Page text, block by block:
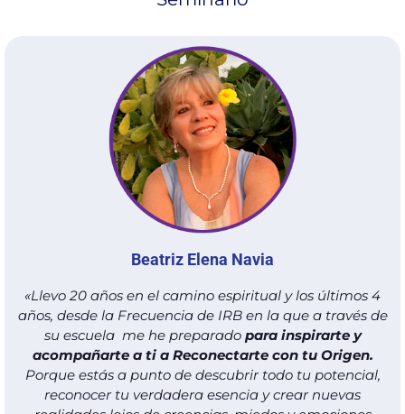
Beatriz Elena Navia
«Llevo 20 años en el camino espiritual y los últimos 4
años, desde la Frecuencia de IRB en la que a través de
su escuela me he preparadopara inspirarte y
acompañarte a ti a Reconectarte con tu Origen.
Porque estás a punto de descubrir todo tu potencial,
reconocer tu verdadera esencia y crear nuevas